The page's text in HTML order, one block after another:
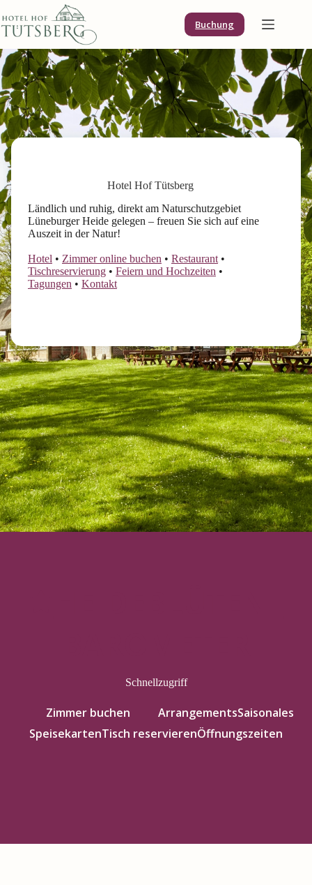
Inhalt
springen
Buchung
Hotel Hof Tütsberg
Ländlich und ruhig, direkt am Naturschutzgebiet
Lüneburger Heide gelegen – freuen Sie sich auf eine
Auszeit in der Natur!
Hotel • Zimmer online buchen • Restaurant •
Tischreservierung • Feiern und Hochzeiten •
Tagungen • Kontakt
Schnellzugriff
Zimmer buchen ArrangementsSaisonales
SpeisekartenTisch reservierenÖffnungszeiten